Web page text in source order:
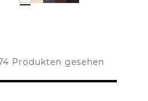
Produkten gesehen